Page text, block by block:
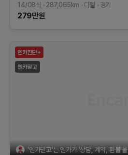
14/08식 287,065km 디젤 경기
279만원
'엔카믿고'는 엔카가 '상담, 계약, 환불'